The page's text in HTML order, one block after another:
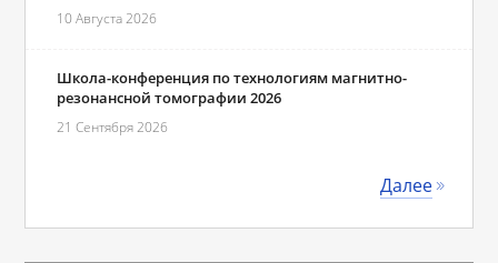
10 Августа 2026
Школа-конференция по технологиям магнитно-
резонансной томографии 2026
21 Сентября 2026
Далее